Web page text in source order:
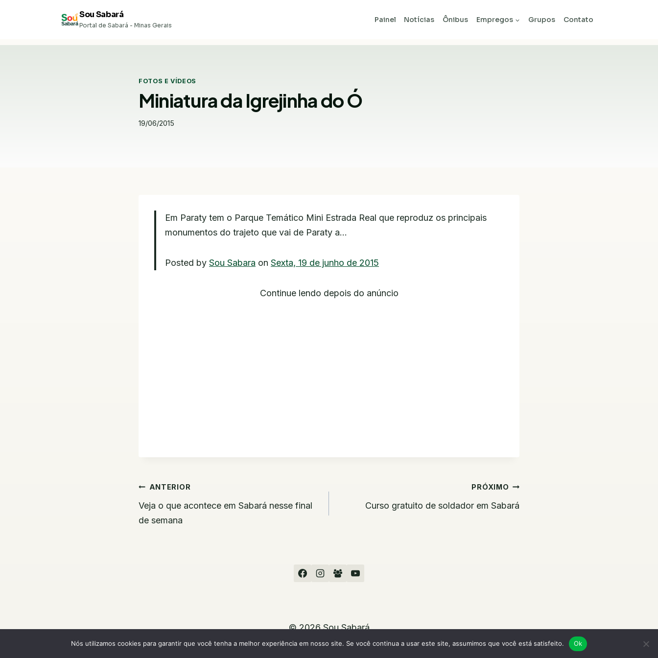
Sou Sabará
Portal de Sabará - Minas Gerais
Painel Notícias Ônibus Empregos Grupos Contato
FOTOS E VÍDEOS
Miniatura da Igrejinha do Ó
19/06/2015
Em Paraty tem o Parque Temático Mini Estrada Real que reproduz os principais
monumentos do trajeto que vai de Paraty a…
Posted by Sou Sabara on Sexta, 19 de junho de 2015
Continue lendo depois do anúncio
Navegação
de
ANTERIOR
Veja o que acontece em Sabará nesse final
de semana
PRÓXIMO
Curso gratuito de soldador em Sabará
© 2026 Sou Sabará
Nós utilizamos cookies para garantir que você tenha a melhor experiência em nosso site. Se você continua a usar este site, assumimos que você está satisfeito. Ok